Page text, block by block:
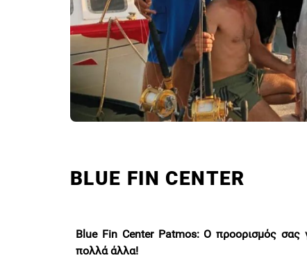
BLUE FIN CENTER
Blue Fin Center Patmos: Ο προορισμός σας
πολλά άλλα!